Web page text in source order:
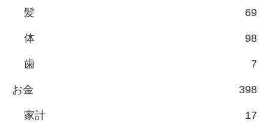
髪 69
体 98
歯 7
お金 398
家計 17